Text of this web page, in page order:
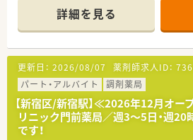
■医薬品メーカーに寄せられる医薬
精査、入力、評価などの業務をお任せ
・医療現場などから届く安全情報の
・安全情報の内容レビュー
・専用システムへの情報入力
・関連書類の管理
・文献検索/調査など
※将来的には医薬品の安全情報の評
総合機構)への報告書の作成などもお
詳細を見る
更新日： 2026/08/07 薬剤師求人ID：
パート・アルバイト
調剤薬局
【新宿区/新宿駅】≪2026年12月オー
リニック門前薬局／週3～5日・週
です！